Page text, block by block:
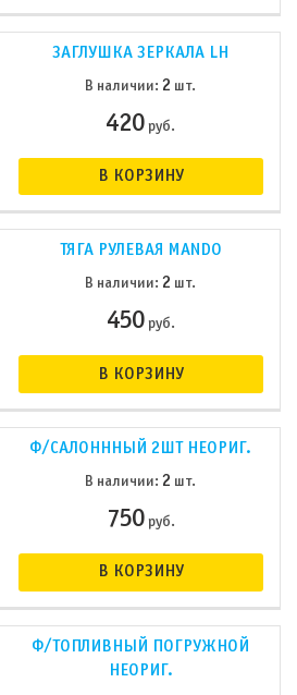
ЗАГЛУШКА ЗЕРКАЛА LH
В наличии:2 шт.
420 руб.
В КОРЗИНУ
ТЯГА РУЛЕВАЯ MANDO
В наличии: 2 шт.
450руб.
В КОРЗИНУ
Ф/САЛОНННЫЙ 2ШТ НЕОРИГ.
В наличии:2 шт.
750руб.
В КОРЗИНУ
Ф/ТОПЛИВНЫЙ ПОГРУЖНОЙ
НЕОРИГ.